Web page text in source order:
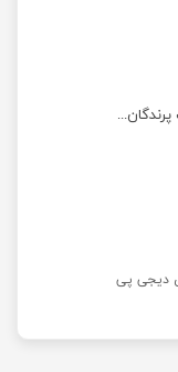
پوچ بچه گربه ویسکاس با طعم گوشت پرندگان وزن 85 گرم